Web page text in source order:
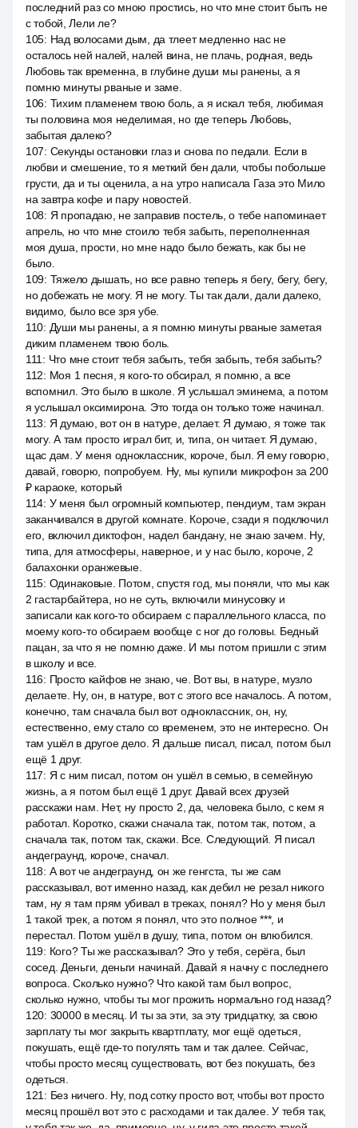
последний раз со мною простись, но что мне стоит быть не
с тобой, Лели ле?
105: Над волосами дым, да тлеет медленно нас не
осталось ней налей, налей вина, не плачь, родная, ведь
Любовь так временна, в глубине души мы ранены, а я
помню минуты рваные и заме.
106: Тихим пламенем твою боль, а я искал тебя, любимая
ты половина моя неделимая, но где теперь Любовь,
забытая далеко?
107: Секунды остановки глаз и снова по педали. Если в
любви и смешение, то я меткий бен дали, чтобы побольше
грусти, да и ты оценила, а на утро написала Газа это Мило
на завтра кофе и пару новостей.
108: Я пропадаю, не заправив постель, о тебе напоминает
апрель, но что мне стоило тебя забыть, переполненная
моя душа, прости, но мне надо было бежать, как бы не
было.
109: Тяжело дышать, но все равно теперь я бегу, бегу, бегу,
но добежать не могу. Я не могу. Ты так дали, дали далеко,
видимо, было все зря убе.
110: Души мы ранены, а я помню минуты рваные заметая
диким пламенем твою боль.
111 : Что мне стоит тебя забыть, тебя забыть, тебя забыть?
112: Моя 1 песня, я кого-то обсирал, я помню, а все
вспомнил. Это было в школе. Я услышал эминема, а потом
я услышал оксимирона. Это тогда он только тоже начинал.
113: Я думаю, вот он в натуре, делает. Я думаю, я тоже так
могу. А там просто играл бит, и, типа, он читает. Я думаю,
щас дам. У меня одноклассник, короче, был. Я ему говорю,
давай, говорю, попробуем. Ну, мы купили микрофон за 200
₽ караоке, который
114: У меня был огромный компьютер, пендиум, там экран
заканчивался в другой комнате. Короче, сзади я подключил
его, включил диктофон, надел бандану, не знаю зачем. Ну,
типа, для атмосферы, наверное, и у нас было, короче, 2
балахонки оранжевые.
115: Одинаковые. Потом, спустя год, мы поняли, что мы как
2 гастарбайтера, но не суть, включили минусовку и
записали как кого-то обсираем с параллельного класса, по
моему кого-то обсираем вообще с ног до головы. Бедный
пацан, за что я не помню даже. И мы потом пришли с этим
в школу и все.
116: Просто кайфов не знаю, че. Вот вы, в натуре, музло
делаете. Ну, он, в натуре, вот с этого все началось. А потом,
конечно, там сначала был вот одноклассник, он, ну,
естественно, ему стало со временем, это не интересно. Он
там ушёл в другое дело. Я дальше писал, писал, потом был
ещё 1 друг.
117: Я с ним писал, потом он ушёл в семью, в семейную
жизнь, а я потом был ещё 1 друг. Давай всех друзей
расскажи нам. Нет, ну просто 2, да, человека было, с кем я
работал. Коротко, скажи сначала так, потом так, потом, а
сначала так, потом так, скажи. Все. Следующий. Я писал
андеграунд, короче, сначал.
118: А вот че андеграунд, он же генгста, ты же сам
рассказывал, вот именно назад, как дебил не резал никого
там, ну я там прям убивал в треках, понял? Но у меня был
1 такой трек, а потом я понял, что это полное ***, и
перестал. Потом ушёл в душу, типа, потом он влюбился.
119: Кого? Ты же рассказывал? Это у тебя, серёга, был
сосед. Деньги, деньги начинай. Давай я начну с последнего
вопроса. Сколько нужно? Что какой там был вопрос,
сколько нужно, чтобы ты мог прожить нормально год назад?
120: 30000 в месяц. И ты за эти, за эту тридцатку, за свою
зарплату ты мог закрыть квартплату, мог ещё одеться,
покушать, ещё где-то погулять там и так далее. Сейчас,
чтобы просто месяц существовать, вот без покушать, без
одеться.
121 : Без ничего. Ну, под сотку просто вот, чтобы вот просто
месяц прошёл вот это с расходами и так далее. У тебя так,